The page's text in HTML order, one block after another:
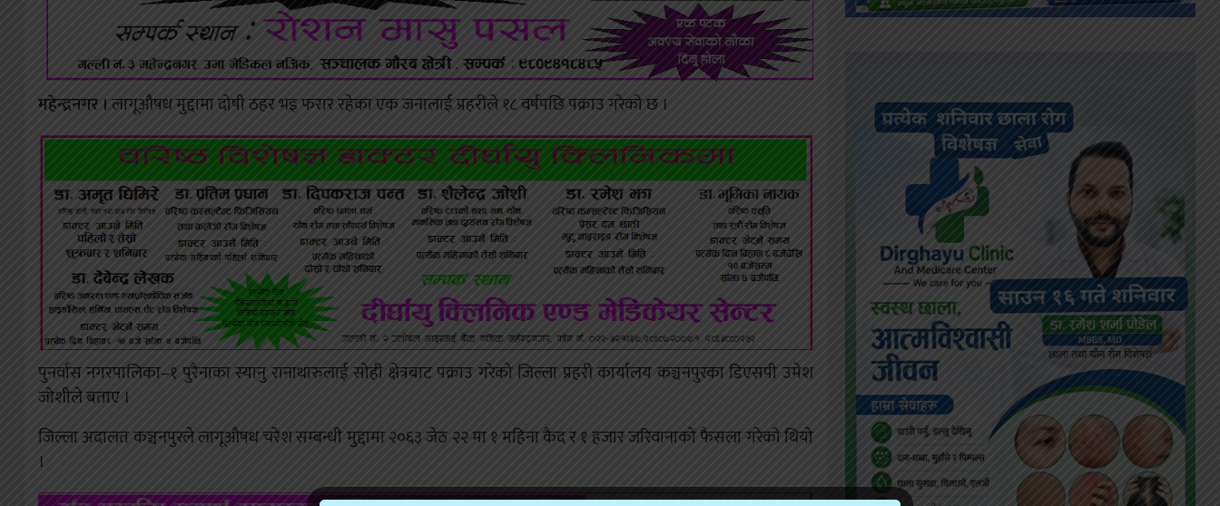
महेन्द्रनगर ।लागूऔषध मुद्दामा दोषी ठहर भइ फरार रहेका एक जनालाई प्रहरीले १८ वर्षपछि पक्राउ गरेको छ ।
पुनर्वास नगरपालिका–१ पुरैनाका स्यानु रानाथारुलाई सोही क्षेत्रबाट पक्राउ गरेको जिल्ला प्रहरी कार्यालय कञ्चनपुरका डिएसपी उमेश
जोशीले बताए ।
जिल्ला अदालत कञ्चनपुरले लागूऔषध चरेश सम्बन्धी मुद्दामा २०६३ जेठ २२ मा १ महिना कैद र १ हजार जरिवानाको फैसला गरेको थियो
।